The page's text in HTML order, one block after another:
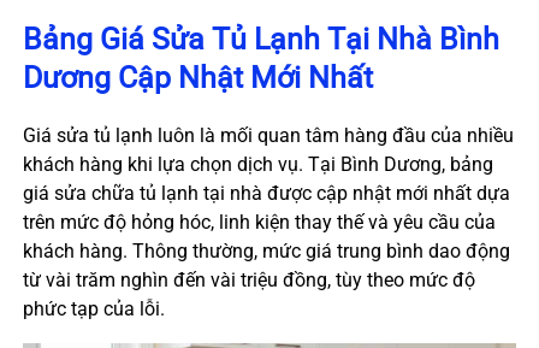
Bảng Giá Sửa Tủ Lạnh Tại Nhà Bình
Dương Cập Nhật Mới Nhất
Giá sửa tủ lạnh luôn là mối quan tâm hàng đầu của nhiều
khách hàng khi lựa chọn dịch vụ. Tại Bình Dương, bảng
giá sửa chữa tủ lạnh tại nhà được cập nhật mới nhất dựa
trên mức độ hỏng hóc, linh kiện thay thế và yêu cầu của
khách hàng. Thông thường, mức giá trung bình dao động
từ vài trăm nghìn đến vài triệu đồng, tùy theo mức độ
phức tạp của lỗi.